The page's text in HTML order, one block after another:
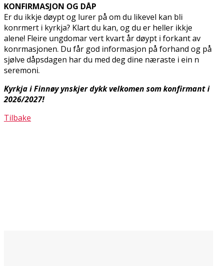
KONFIRMASJON OG DÅP
Er du ikkje døypt og lurer på om du likevel kan bli
konfirmert i kyrkja? Klart du kan, og du er heller ikkje
alene! Fleire ungdomar vert kvart år døypt i forkant av
konfirmasjonen. Du får god informasjon på forhand og på
sjølve dåpsdagen har du med deg dine næraste i ein fin
seremoni.
Kyrkja i Finnøy ynskjer dykk velkomen som konfirmant i
2026/2027!
Tilbake